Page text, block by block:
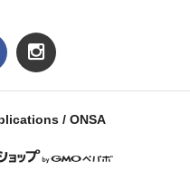
/ ONSA